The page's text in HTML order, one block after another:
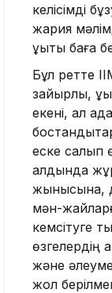
келісімді
жария
құқықтық баға
Бұл ретте
зайырлы,
екені, ал
еске салып
алдында
жынысына,
мән-
кемсітуге
өзгелердің
және
жол